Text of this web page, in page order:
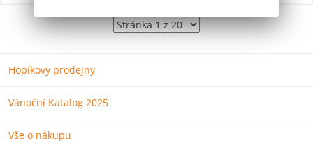
Hopíkovy prodejny
Vánoční Katalog 2025
Vše o nákupu